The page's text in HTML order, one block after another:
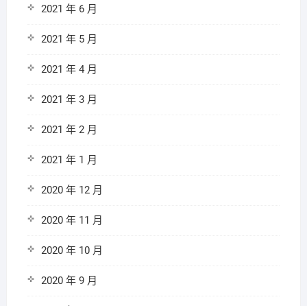
2021 年 6 月
2021 年 5 月
2021 年 4 月
2021 年 3 月
2021 年 2 月
2021 年 1 月
2020 年 12 月
2020 年 11 月
2020 年 10 月
2020 年 9 月